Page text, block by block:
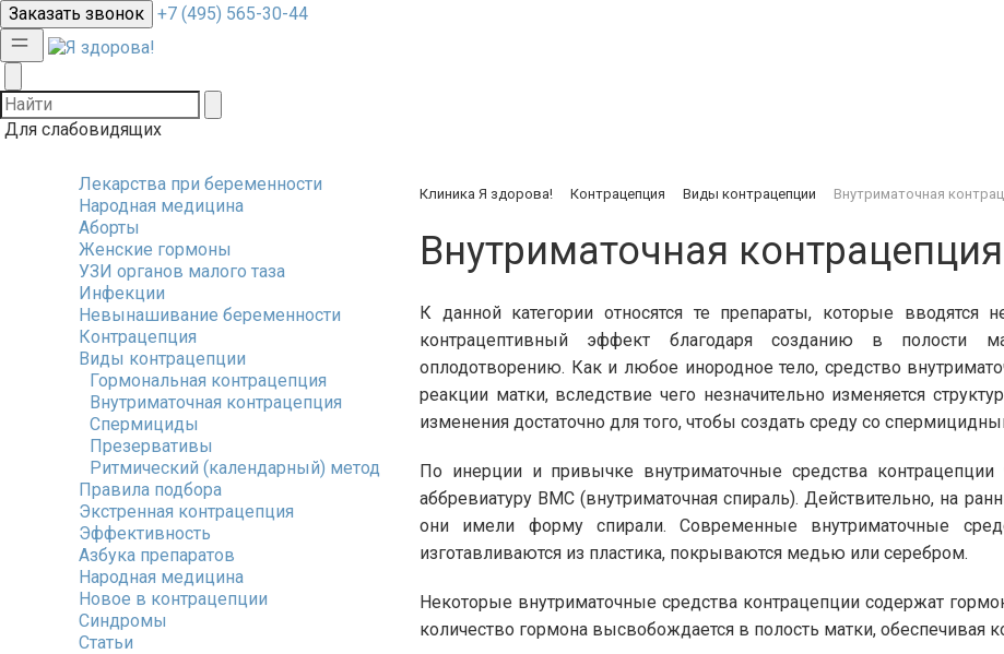
Заказать звонок
+7 (495) 565-30-44
Для слабовидящих
Лекарства при беременности
Народная медицина
Аборты
Женские гормоны
УЗИ органов малого таза
Инфекции
Невынашивание беременности
Контрацепция
Виды контрацепции
Гормональная контрацепция
Внутриматочная контрацепция
Спермициды
Презервативы
Ритмический (календарный) метод
Правила подбора
Экстренная контрацепция
Эффективность
Азбука препаратов
Народная медицина
Новое в контрацепции
Синдромы
Статьи
Клиника Я здорова! Контрацепция Виды контрацепции Внутриматочная
Внутриматочная контрацепция
К данной категории относятся те препараты, которые вводятся
контрацептивный эффект благодаря созданию в полости
оплодотворению. Как и любое инородное тело, средство
реакции матки, вследствие чего незначительно изменяется
изменения достаточно для того, чтобы создать среду со
По инерции и привычке внутриматочные средства
аббревиатуру ВМС (внутриматочная спираль). Действительно, на
они имели форму спирали. Современные внутриматочные
изготавливаются из пластика, покрываются медью или серебром.
Некоторые внутриматочные средства контрацепции содержат
количество гормона высвобождается в полость матки, обеспечивая